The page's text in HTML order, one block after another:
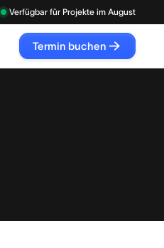
Verfügbar für Projekte im August
Termin buchen
Termin